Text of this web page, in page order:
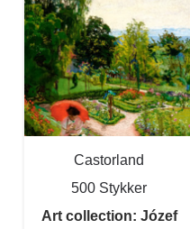
Castorland
500 Stykker
Art collection: Józef